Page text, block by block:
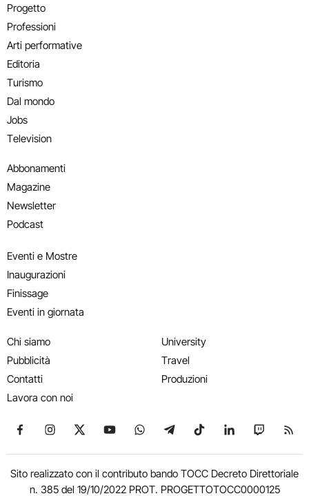
Progetto
Professioni
Arti performative
Editoria
Turismo
Dal mondo
Jobs
Television
Abbonamenti
Magazine
Newsletter
Podcast
Eventi e Mostre
Inaugurazioni
Finissage
Eventi in giornata
Chi siamo
Pubblicità
Contatti
Lavora con noi
University
Travel
Produzioni
Seguici su Facebook
Seguici su Instagram
Seguici su X
Seguici su YouTube
Seguici su WhatsApp
Seguici su Telegram
Seguici su TikTok
Seguici su
Seguici
Sito realizzato con il contributo bando TOCC Decreto Direttoriale
n. 385 del 19/10/2022 PROT. PROGETTOTOCC0000125